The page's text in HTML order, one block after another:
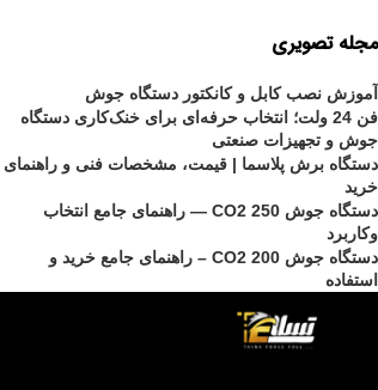
مجله تصویری
آموزش نصب کابل و کانکتور دستگاه جوش
فن 24 ولت؛ انتخاب حرفه‌ای برای خنک‌کاری دستگاه
جوش و تجهیزات صنعتی
دستگاه برش پلاسما | قیمت، مشخصات فنی و راهنمای
خرید
دستگاه جوش CO2 250 — راهنمای جامع انتخاب
وکاربرد
دستگاه جوش CO2 200 – راهنمای جامع خرید و
استفاده